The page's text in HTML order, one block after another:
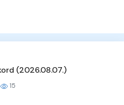
(2026.08.07.)
15